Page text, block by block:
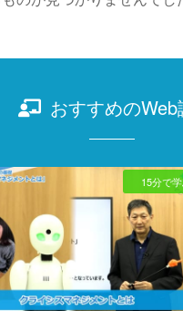
おすすめのWeb
15分で